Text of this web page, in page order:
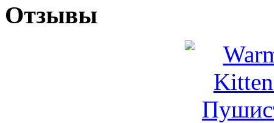
Отзывы